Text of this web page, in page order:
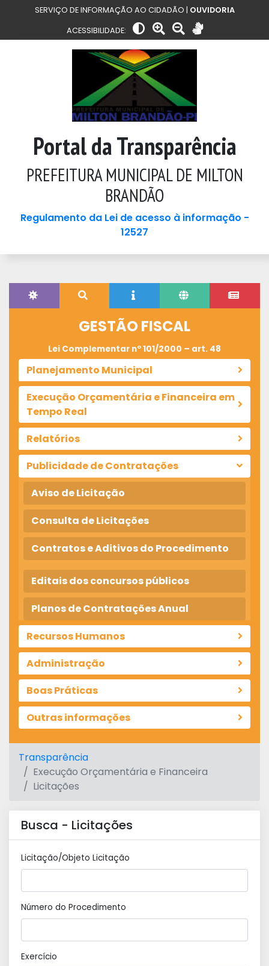
SERVIÇO DE INFORMAÇÃO AO CIDADÃO | OUVIDORIA
ACESSIBILIDADE:
Portal da Transparência
PREFEITURA MUNICIPAL DE MILTON
BRANDÃO
Regulamento da Lei de acesso à informação -
12527
GESTÃO FISCAL
Lei Complementar nº 101/2000 – art. 48
Planejamento Municipal
Execução Orçamentária e Financeira em
Tempo Real
Relatórios
Publicidade de Contratações
Aviso de Licitação
Consulta de Licitações
Contratos e Aditivos do Procedimento
Editais dos concursos públicos
Planos de Contratações Anual
Recursos Humanos
Administração
Boas Práticas
Outras informações
Transparência
Execução Orçamentária e Financeira
Licitações
Busca - Licitações
Licitação/Objeto Licitação
Número do Procedimento
Exercício